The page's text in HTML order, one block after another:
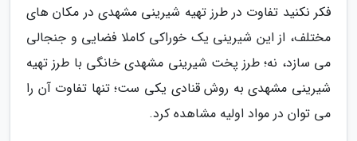
فکر نکنید تفاوت در طرز تهیه شیرینی مشهدی در مکان های
مختلف، از این شیرینی یک خوراکی کاملا فضایی و جنجالی
می سازد، نه؛ طرز پخت شیرینی مشهدی خانگی با طرز تهیه
شیرینی مشهدی به روش قنادی یکی ست؛ تنها تفاوت آن را
می توان در مواد اولیه مشاهده کرد.